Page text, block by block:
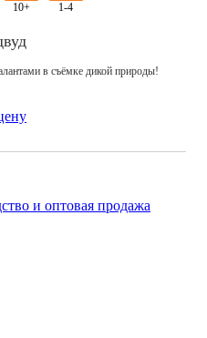
10+ 1-4
в съёмке дикой природы!
и оптовая продажа